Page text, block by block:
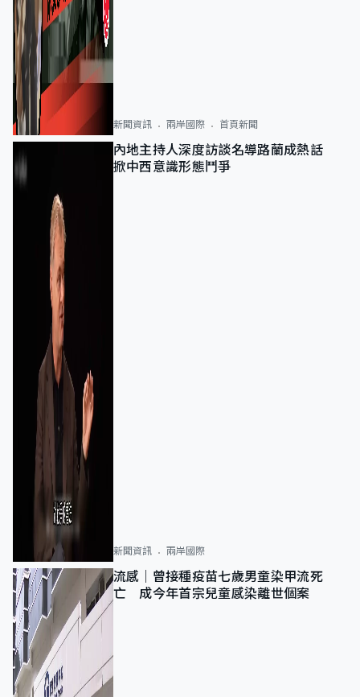
新聞資訊 兩岸國際 首頁新聞
內地主持人深度訪談名導路蘭成熱話
掀中西意識形態鬥爭
新聞資訊 兩岸國際
流感｜曾接種疫苗七歲男童染甲流死
亡 成今年首宗兒童感染離世個案